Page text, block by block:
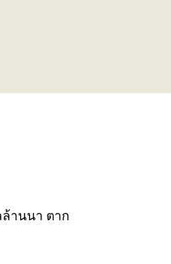
านนา ตาก